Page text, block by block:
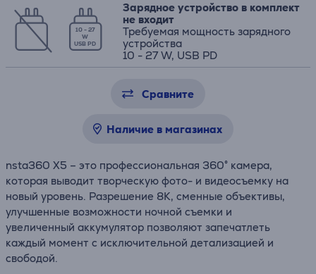
10 - 27
W
USB PD
Зарядное устройство в комплект
не входит
Требуемая мощность зарядного
устройства
10 - 27 W, USB PD
Сравните
Наличие в магазинах
nsta360 X5 – это профессиональная 360° камера,
которая выводит творческую фото- и видеосъемку на
новый уровень. Разрешение 8K, сменные объективы,
улучшенные возможности ночной съемки и
увеличенный аккумулятор позволяют запечатлеть
каждый момент с исключительной детализацией и
свободой.